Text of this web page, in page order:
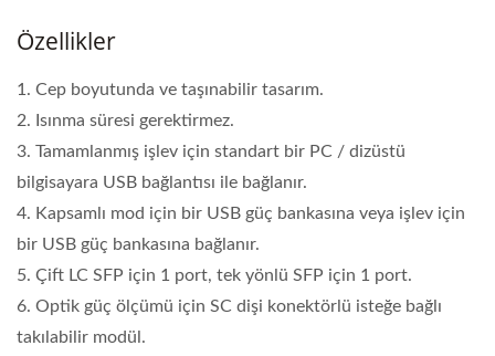
Özellikler
1. Cep boyutunda ve taşınabilir tasarım.
2. Isınma süresi gerektirmez.
3. Tamamlanmış işlev için standart bir PC / dizüstü
bilgisayara USB bağlantısı ile bağlanır.
4. Kapsamlı mod için bir USB güç bankasına veya işlev için
bir USB güç bankasına bağlanır.
5. Çift LC SFP için 1 port, tek yönlü SFP için 1 port.
6. Optik güç ölçümü için SC dişi konektörlü isteğe bağlı
takılabilir modül.